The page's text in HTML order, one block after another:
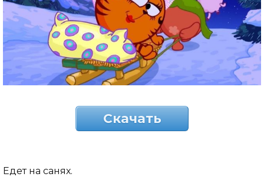
Скачать
Едет на санях.